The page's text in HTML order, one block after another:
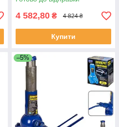
4 582,80 ₴ 4 824 ₴
Купити
–5%